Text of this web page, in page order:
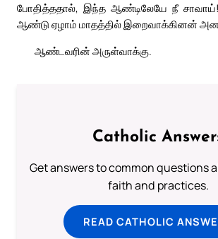
போதித்ததால், இந்த ஆண்டிலேயே நீ
ஆண்டு ஏழாம் மாதத்தில் இறைவாக்கினன்
ஆண்டவரின் அருள்வாக்கு.
Catholic
Get answers to common questions
faith and practices.
READ CATHOLIC